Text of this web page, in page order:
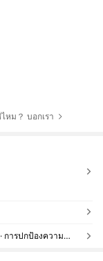
ม？ บอกเรา
มีบริการเก็บเงินปลายทาง · การชำระเงินที่ปลอดภัย · การปกป้องความเป็นส่วนตัว